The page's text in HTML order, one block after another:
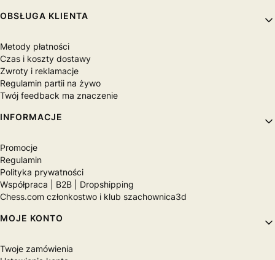
OBSŁUGA KLIENTA
Metody płatności
Czas i koszty dostawy
Zwroty i reklamacje
Regulamin partii na żywo
Twój feedback ma znaczenie
INFORMACJE
Promocje
Regulamin
Polityka prywatności
Współpraca | B2B | Dropshipping
Chess.com członkostwo i klub szachownica3d
MOJE KONTO
Twoje zamówienia